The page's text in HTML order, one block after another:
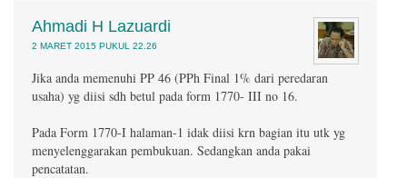
Ahmadi H Lazuardi
2 MARET 2015 PUKUL 22.26
Jika anda memenuhi PP 46 (PPh Final 1% dari peredaran
usaha) yg diisi sdh betul pada form 1770- III no 16.
Pada Form 1770-I halaman-1 idak diisi krn bagian itu utk yg
menyelenggarakan pembukuan. Sedangkan anda pakai
pencatatan.